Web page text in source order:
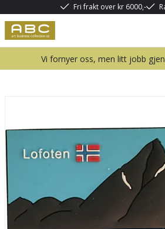
Fri frakt over kr 6000,-
Vi fornyer oss, men litt jobb